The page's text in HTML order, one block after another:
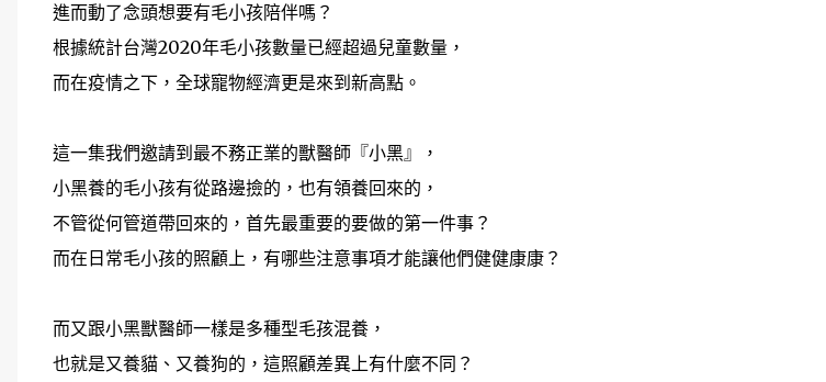
進而動了念頭想要有毛小孩陪伴嗎？
根據統計台灣2020年毛小孩數量已經超過兒童數量，
而在疫情之下，全球寵物經濟更是來到新高點。
這一集我們邀請到最不務正業的獸醫師『小黑』，
小黑養的毛小孩有從路邊撿的，也有領養回來的，
不管從何管道帶回來的，首先最重要的要做的第一件事？
而在日常毛小孩的照顧上，有哪些注意事項才能讓他們健健康康？
而又跟小黑獸醫師一樣是多種型毛孩混養，
也就是又養貓、又養狗的，這照顧差異上有什麼不同？